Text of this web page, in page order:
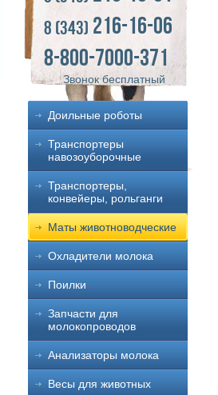
8 (343) 216-16-06
8-800-7000-371
Звонок бесплатный
Доильные роботы
Транспортеры
навозоуборочные
Транспортеры,
конвейеры, рольганги
Маты животноводческие
Охладители молока
Поилки
Запчасти для
молокопроводов
Анализаторы молока
Весы для животных